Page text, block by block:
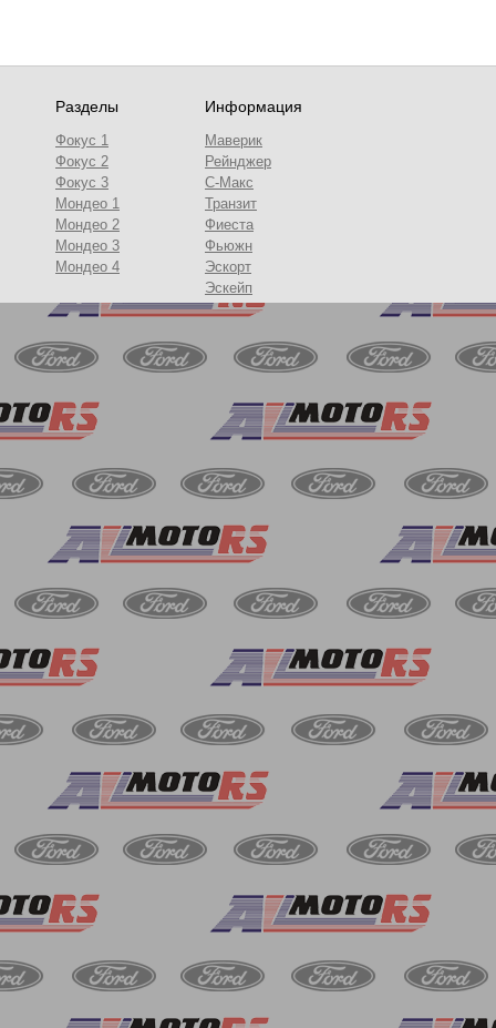
Разделы
Фокус 1
Фокус 2
Фокус 3
Мондео 1
Мондео 2
Мондео 3
Мондео 4
Информация
Маверик
Рейнджер
С-Макс
Транзит
Фиеста
Фьюжн
Эскорт
Эскейп